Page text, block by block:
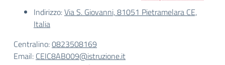
Indirizzo:Via S. Giovanni, 81051 Pietramelara CE,
Italia
Centralino:0823508169
Email: CEIC8AB009@istruzione.it